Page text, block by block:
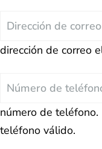
Correo
dirección de correo
Teléfono
número de teléfono.
teléfono válido.